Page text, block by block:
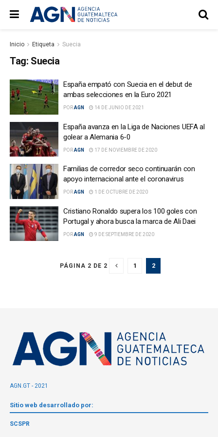
Inicio Etiqueta Suecia
Tag: Suecia
España empató con Suecia en el debut de
ambas selecciones en la Euro 2021
PORAGN 14 DE JUNIO DE 2021
España avanza en la Liga de Naciones UEFA al
golear a Alemania 6-0
PORAGN 17 DE NOVIEMBRE DE 2020
Familias de corredor seco continuarán con
apoyo internacional ante el coronavirus
PORAGN 1 DE OCTUBRE DE 2020
Cristiano Ronaldo supera los 100 goles con
Portugal y ahora busca la marca de Ali Daei
PORAGN 9 DE SEPTIEMBRE DE 2020
PÁGINA 2 DE 2 1 2
AGN.GT - 2021
Sitio web desarrollado por:
SCSPR